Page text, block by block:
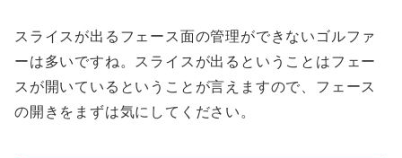
スライスが出るフェース面の管理ができないゴルファ
ーは多いですね。スライスが出るということはフェー
スが開いているということが言えますので、フェース
の開きをまずは気にしてください。